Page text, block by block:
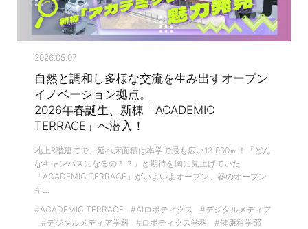
2026.05.07
自然と調和し多様な交流を生み出すオープン
イノベーション拠点。
2026年春誕生、新棟「ACADEMIC
TERRACE」へ潜入！
地上8階建てで、延べ床面積は本学で最も広い13,000㎡！「どん
なキャンパスになるの！？」と期待を胸に見上げていた
「ACADEMIC TERRACE」がいよいよオープン。春のオープン
キ…
#ACADEMIC TERRACE
#AIロボティクス
#デジタルメディア
#デジタルメディア学科
#ロボティクス学科
#健康科学部